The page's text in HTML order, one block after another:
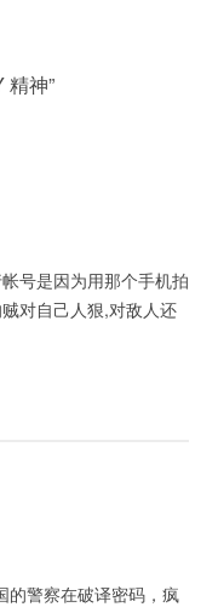
精神”
号是因为用那个手机拍
对自己人狠,对敌人还
的警察在破译密码，疯